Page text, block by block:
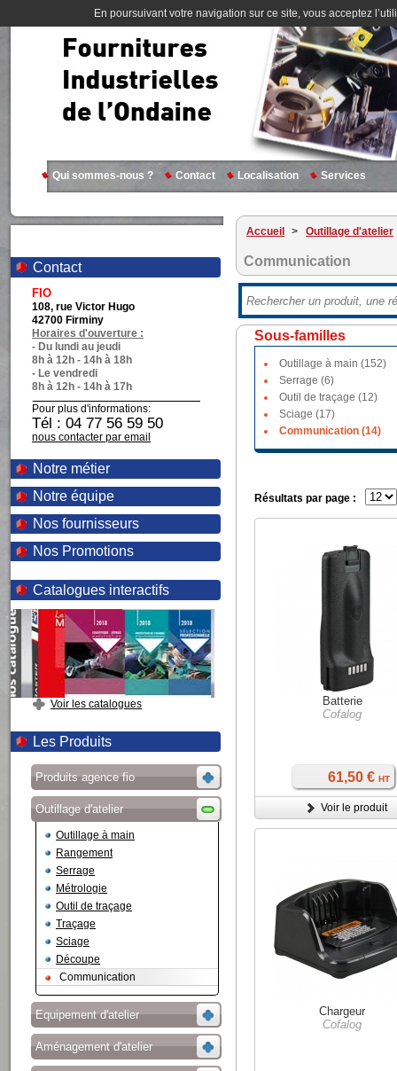
En poursuivant votre navigation sur ce site, vous acceptez
Qui sommes-nous ? Contact Localisation Services
Contact
FIO
108, rue Victor Hugo
42700 Firminy
Horaires d'ouverture :
- Du lundi au jeudi
8h à 12h - 14h à 18h
- Le vendredi
8h à 12h - 14h à 17h
Pour plus d'informations:
Tél : 04 77 56 59 50
nous contacter par email
Notre métier
Notre équipe
Nos fournisseurs
Nos Promotions
Catalogues interactifs
Voir les catalogues
Les Produits
Produits agence fio
Outillage d'atelier
Outillage à main
Rangement
Serrage
Métrologie
Outil de traçage
Traçage
Sciage
Découpe
Communication
Equipement d'atelier
Aménagement d'atelier
Accueil > Outillage d'atelier
Communication
Sous-familles
Outillage à main (152)
Serrage (6)
Outil de traçage (12)
Sciage (17)
Communication (14)
Résultats par page :
Batterie
Cofalog
61,50 € HT
Voir le produit
Chargeur
Cofalog